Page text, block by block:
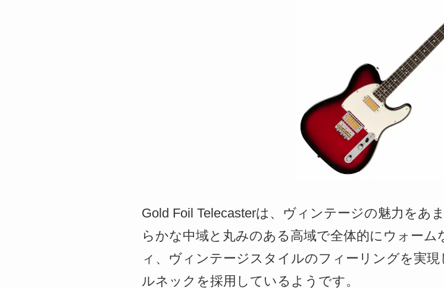
Gold Foil Telecasterは、ヴィンテージの魅力をあ
らかな中域と丸みのある高域で全体的にウォー
ィ、ヴィンテージスタイルのフィーリングを実現
ルネックを採用しているようです。